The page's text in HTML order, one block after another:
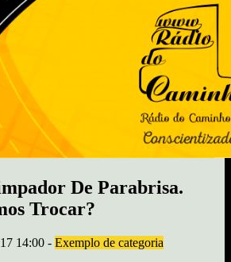
De Parabrisa.
Trocar?
14:00 - Exemplo de categoria